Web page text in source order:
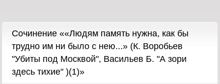
Cочинение ««Людям память нужна, как бы
трудно им ни было с нею...» (К. Воробьев
"Убиты под Москвой", Васильев Б. "А зори
здесь тихие" )(1)»